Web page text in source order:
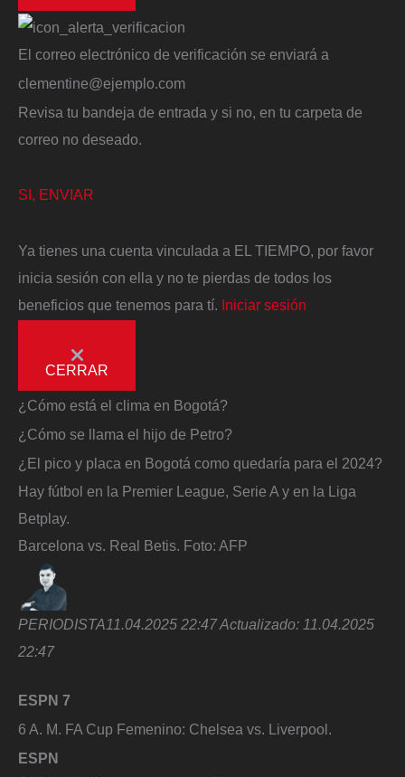
El correo electrónico de verificación se enviará a
clementine@ejemplo.com
Revisa tu bandeja de entrada y si no, en tu carpeta de
correo no deseado.
SI, ENVIAR
Ya tienes una cuenta vinculada a EL TIEMPO, por favor
inicia sesión con ella y no te pierdas de todos los
beneficios que tenemos para tí. Iniciar sesión
CERRAR
¿Cómo está el clima en Bogotá?
¿Cómo se llama el hijo de Petro?
¿El pico y placa en Bogotá como quedaría para el 2024?
Hay fútbol en la Premier League, Serie A y en la Liga
Betplay.
Barcelona vs. Real Betis. Foto: AFP
PERIODISTA11.04.2025 22:47Actualizado: 11.04.2025
22:47
ESPN 7
6 A. M. FA Cup Femenino: Chelsea vs. Liverpool.
ESPN